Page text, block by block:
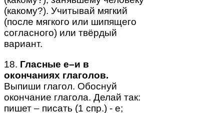
(какому?). Учитывай мягкий
(после мягкого или шипящего
согласного) или твёрдый
вариант.
18. Гласные е–и в
окончаниях глаголов.
Выпиши глагол. Обоснуй
окончание глагола. Делай так:
пишет – писать (1 спр.) - е;